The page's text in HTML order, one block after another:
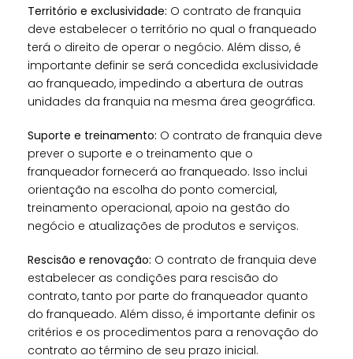
Território e exclusividade: O contrato de franquia
deve estabelecer o território no qual o franqueado
terá o direito de operar o negócio. Além disso, é
importante definir se será concedida exclusividade
ao franqueado, impedindo a abertura de outras
unidades da franquia na mesma área geográfica.
Suporte e treinamento: O contrato de franquia deve
prever o suporte e o treinamento que o
franqueador fornecerá ao franqueado. Isso inclui
orientação na escolha do ponto comercial,
treinamento operacional, apoio na gestão do
negócio e atualizações de produtos e serviços.
Rescisão e renovação: O contrato de franquia deve
estabelecer as condições para rescisão do
contrato, tanto por parte do franqueador quanto
do franqueado. Além disso, é importante definir os
critérios e os procedimentos para a renovação do
contrato ao término de seu prazo inicial.